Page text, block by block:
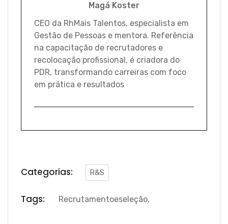
Magá Koster
CEO da RhMais Talentos, especialista em
Gestão de Pessoas e mentora. Referência
na capacitação de recrutadores e
recolocação profissional, é criadora do
PDR, transformando carreiras com foco
em prática e resultados
Categorias: R&S
Tags: Recrutamentoeseleção,